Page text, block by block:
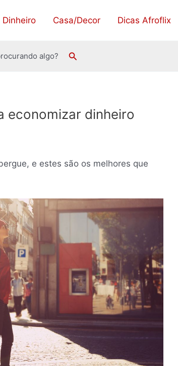
Dinheiro Casa/Decor Dicas Afroflix
algo? Pesquisar
economizar dinheiro
e estes são os melhores que